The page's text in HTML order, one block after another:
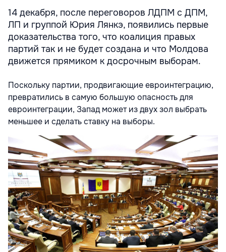
14 декабря, после переговоров ЛДПМ с ДПМ,
ЛП и группой Юрия Лянкэ, появились первые
доказательства того, что коалиция правых
партий так и не будет создана и что Молдова
движется прямиком к досрочным выборам.
Поскольку партии, продвигающие евроинтеграцию,
превратились в самую большую опасность для
евроинтеграции, Запад может из двух зол выбрать
меньшее и сделать ставку на выборы.